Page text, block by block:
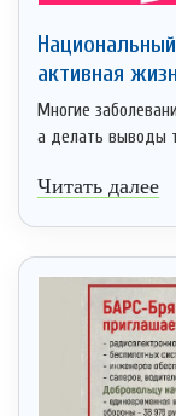
активная
Многие
а делать выводы
Читать далее